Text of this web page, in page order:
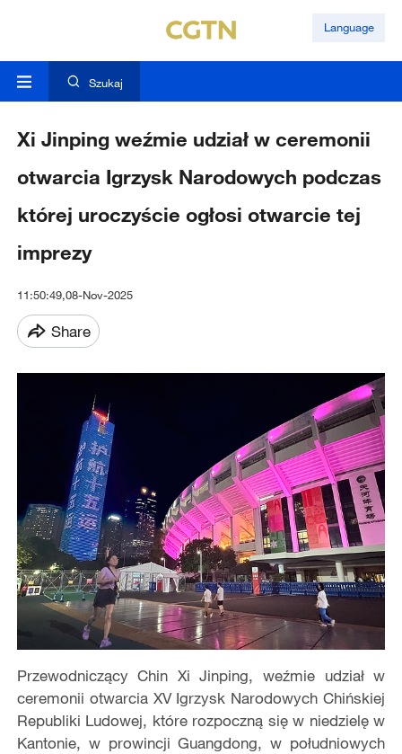
Language
Szukaj
Xi Jinping weźmie udział w ceremonii
otwarcia Igrzysk Narodowych podczas
której uroczyście ogłosi otwarcie tej
imprezy
11:50:49,08-Nov-2025
Share
Przewodniczący Chin Xi Jinping, weźmie udział w
ceremonii otwarcia XV Igrzysk Narodowych Chińskiej
Republiki Ludowej, które rozpoczną się w niedzielę w
Kantonie, w prowincji Guangdong, w południowych